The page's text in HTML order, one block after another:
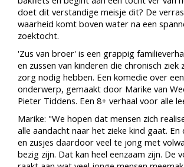
doet dit verstandige meisje dit? De
waarheid komt boven water na een
zoektocht.
'Zus van broer' is een grappig
en zussen van kinderen die chronisch ziek
zorg nodig hebben. Een komedie over
onderwerp, gemaakt door Marike van
Pieter Tiddens. Een 8+ verhaal voor alle
Marike: "We hopen dat mensen zich
alle aandacht naar het zieke kind gaat.
en zusjes daardoor veel te jong met
bezig zijn. Dat kan heel eenzaam zijn. De